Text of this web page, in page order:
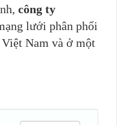
công ty
lưới phân phối
Nam và ở một